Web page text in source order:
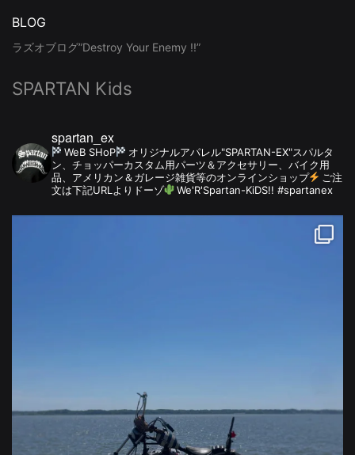
BLOG
ラズオブログ”Destroy Your Enemy !!”
SPARTAN Kids
spartan_ex
WeB SHoP
オリジナルアパレル"SPARTAN-EX"スパルタ
ン、チョッパーカスタム用パーツ＆アクセサリー、バイク用
品、アメリカン＆ガレージ雑貨等のオンラインショップ
ご注
文は下記URLよりドーゾ
We'R'Spartan-KiDS!! #spartanex